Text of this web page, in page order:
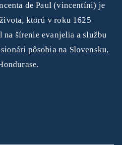
de Paul (vincentíni) je
ktorú v roku 1625
na šírenie evanjelia a službu
pôsobia na Slovensku,